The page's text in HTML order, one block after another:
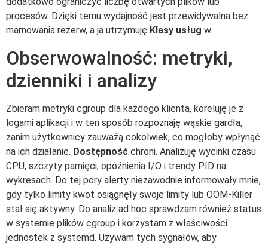
procesów. Dzięki temu wydajność jest przewidywalna bez
marnowania rezerw, a ja utrzymuję Klasy usług w.
Obserwowalność: metryki,
dzienniki i analizy
Zbieram metryki cgroup dla każdego klienta, koreluję je z
logami aplikacji i w ten sposób rozpoznaję wąskie gardła,
zanim użytkownicy zauważą cokolwiek, co mogłoby wpłynąć
na ich działanie. Dostępność chroni. Analizuję wycinki czasu
CPU, szczyty pamięci, opóźnienia I/O i trendy PID na
wykresach. Do tej pory alerty niezawodnie informowały mnie,
gdy tylko limity kwot osiągnęły swoje limity lub OOM-Killer
stał się aktywny. Do analiz ad hoc sprawdzam również status
w systemie plików cgroup i korzystam z właściwości
jednostek z systemd. Używam tych sygnałów, aby